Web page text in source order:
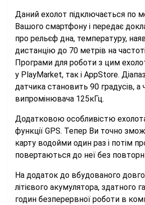
Даний ехолот підключається по
Вашого смартфону і передає
про рельєф дна, температуру,
дистанцію до 70 метрів на
Програми для роботи з цим
у PlayMarket, так і AppStore.
датчика становить 90 градусів, а
випромінювача 125кГц.
Додатковою особливістю
функції GPS. Тепер Ви точно
карту водойми один раз і потім
повертаються до неї без
На додаток до вбудованого
літієвого акумулятора, здатного
годин безперервної роботи в